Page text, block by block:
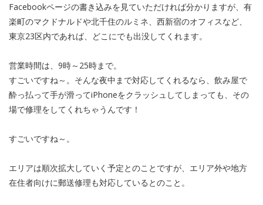
Facebookページの書き込みを見ていただければ分かりますが、有
楽町のマクドナルドや北千住のルミネ、西新宿のオフィスなど、
東京23区内であれば、どこにでも出没してくれます。
営業時間は、9時～25時まで。
すごいですね～。そんな夜中まで対応してくれるなら、飲み屋で
酔っ払って手が滑ってiPhoneをクラッシュしてしまっても、その
場で修理をしてくれちゃうんです！
すごいですね～。
エリアは順次拡大していく予定とのことですが、エリア外や地方
在住者向けに郵送修理も対応しているとのこと。